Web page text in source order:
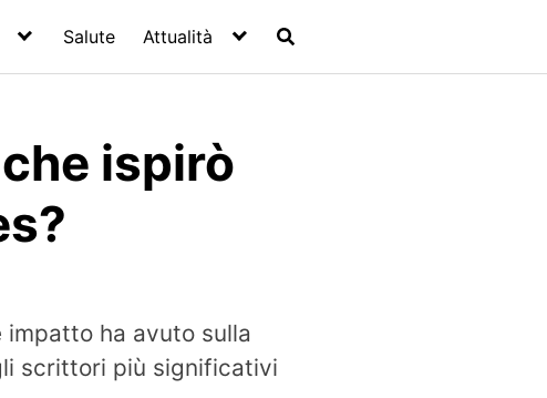
Salute Attualità
ispirò
impatto ha avuto sulla
scrittori più significativi